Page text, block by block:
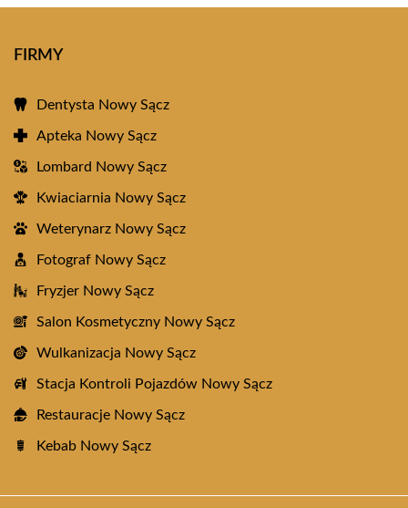
FIRMY
Dentysta Nowy Sącz
Apteka Nowy Sącz
Lombard Nowy Sącz
Kwiaciarnia Nowy Sącz
Weterynarz Nowy Sącz
Fotograf Nowy Sącz
Fryzjer Nowy Sącz
Salon Kosmetyczny Nowy Sącz
Wulkanizacja Nowy Sącz
Stacja Kontroli Pojazdów Nowy Sącz
Restauracje Nowy Sącz
Kebab Nowy Sącz